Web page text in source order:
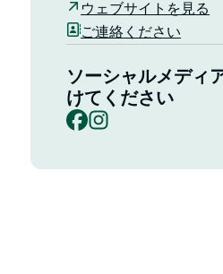
ウェブサイトを見る
ご連絡ください
ソーシャルメディ
けてください
Facebook